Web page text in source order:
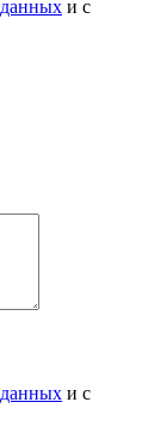
и с
и с